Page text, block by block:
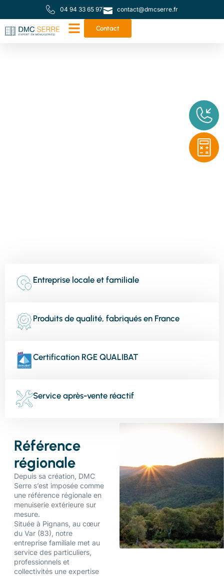
04 94 33 65 97 contact@dmcserre.fr
Contact
Votre partenaire de
proximité pour toutes
Entreprise locale et familiale
Produits de qualité, fabriqués en France
Certification RGE QUALIBAT
Service après-vente réactif
Référence
régionale
Depuis sa création, DMC
Serre s’est imposée comme
une référence régionale en
menuiserie extérieure sur
mesure.
Située à Pignans, au cœur
du Var (83), notre
entreprise familiale met au
service des particuliers,
professionnels et
collectivités une expertise